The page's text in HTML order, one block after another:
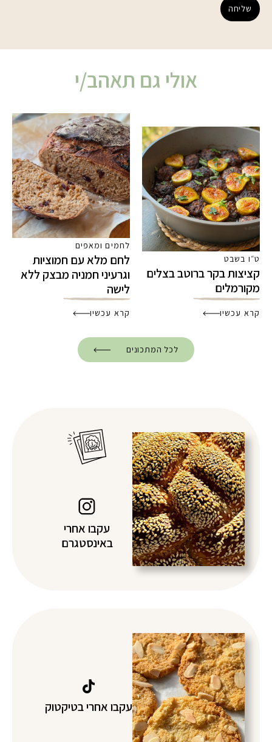
שליחה
אולי גם תאהב/י
ט״ו בשבט
קציצות בקר ברוטב בצלים
מקורמלים
קרא עכשיו
לחמים ומאפים
לחם מלא עם חמוציות
וגרעיני חמניה מבצק ללא
לישה
קרא עכשיו
לכל המתכונים
עקבו אחרי
באינסטגרם
עקבו אחרי בטיקטוק